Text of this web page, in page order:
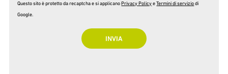
Questo sito è protetto da recaptcha e si applicanoPrivacy PolicyeTermini di serviziodi
Google.